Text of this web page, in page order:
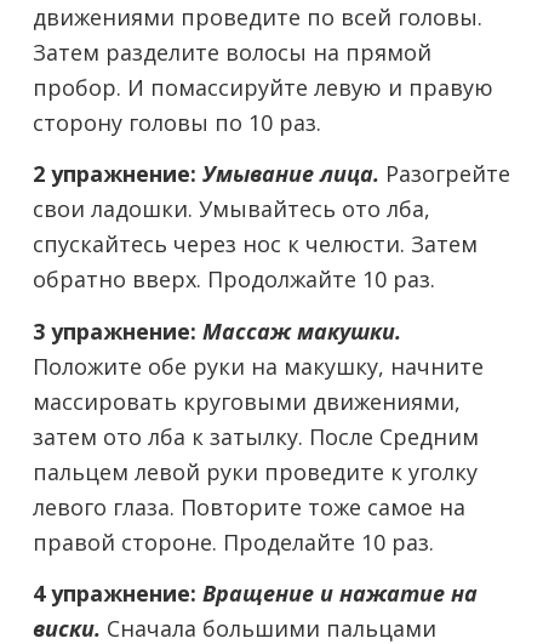
движениями проведите по всей головы.
Затем разделите волосы на прямой
пробор. И помассируйте левую и правую
сторону головы по 10 раз.
2 упражнение: Умывание лица. Разогрейте
свои ладошки. Умывайтесь ото лба,
спускайтесь через нос к челюсти. Затем
обратно вверх. Продолжайте 10 раз.
3 упражнение: Массаж макушки.
Положите обе руки на макушку, начните
массировать круговыми движениями,
затем ото лба к затылку. После Средним
пальцем левой руки проведите к уголку
левого глаза. Повторите тоже самое на
правой стороне. Проделайте 10 раз.
4 упражнение: Вращение и нажатие на
виски. Сначала большими пальцами